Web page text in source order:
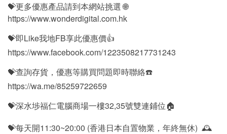
💝更多優惠產品請到本網站挑選 🌐
https://www.wonderdigital.com.hk
💝即Like我地FB享此優惠價👍
https://www.facebook.com/1223508217731243
💝查詢存貨，優惠等購買問題即時聯絡☎️
https://wa.me/85259722659
💝深水埗福仁電腦商場一樓32,35號雙連鋪位🏠
💝每天開11:30~20:00 (香港日本自置物業，年終無休) 🕰